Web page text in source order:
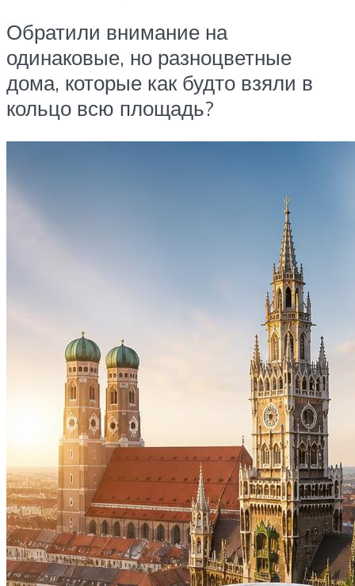
Обратили внимание на
одинаковые, но разноцветные
дома, которые как будто взяли в
кольцо всю площадь?